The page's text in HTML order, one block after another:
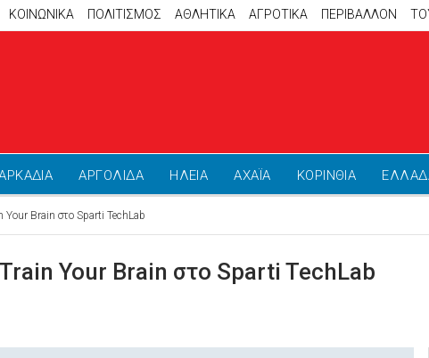
ΚΟΙΝΩΝΙΚΑ ΠΟΛΙΤΙΣΜΟΣ ΑΘΛΗΤΙΚΆ ΑΓΡΟΤΙΚΑ ΠΕΡΙΒΑΛΛΟΝ
ΑΡΓΟΛΙΔΑ ΗΛΕΙΑ ΑΧΑΪΑ ΚΟΡΙΝΘΙΑ
Brain στο Sparti TechLab
Your Brain στο Sparti TechLab